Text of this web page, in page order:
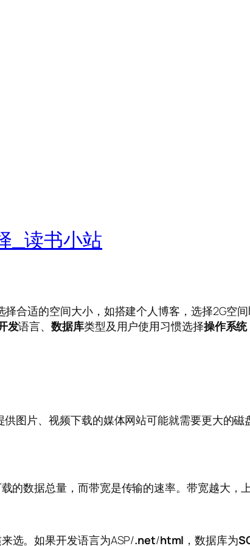
_读书小站
合适的空间大小，如搭建个人博客，选择2G空
发语言、数据库类型及用户使用习惯选择操作系统
图片、视频下载的媒体网站可能就需要更大的
的数据总量，而带宽是传输的速率。带宽越大，
选。如果开发语言为ASP/.net/html ，数据库为